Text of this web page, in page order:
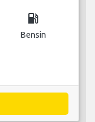
local_gas_station
Bensin